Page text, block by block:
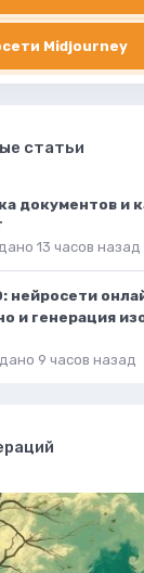
Midjourney
статьи
документов и
13 часов назад
нейросети
и генерация
9 часов назад